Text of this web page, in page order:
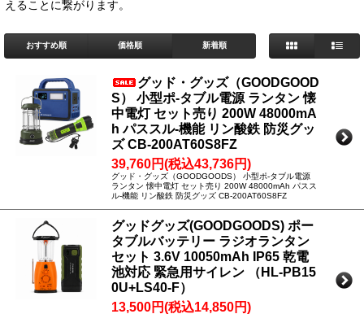
えることに繋がります。
おすすめ順 価格順 新着順
グッド・グッズ（GOODGOOD
S） 小型ポ-タブル電源 ランタン 懐
中電灯 セット売り 200W 48000mA
h パススル-機能 リン酸鉄 防災グッ
ズ CB-200AT60S8FZ
39,760円(税込43,736円)
グッド・グッズ（GOODGOODS） 小型ポ-タブル電源
ランタン 懐中電灯 セット売り 200W 48000mAh パスス
ル-機能 リン酸鉄 防災グッズ CB-200AT60S8FZ
グッドグッズ(GOODGOODS) ポー
タブルバッテリー ラジオランタン
セット 3.6V 10050mAh IP65 乾電
池対応 緊急用サイレン （HL-PB15
0U+LS40-F）
13,500円(税込14,850円)